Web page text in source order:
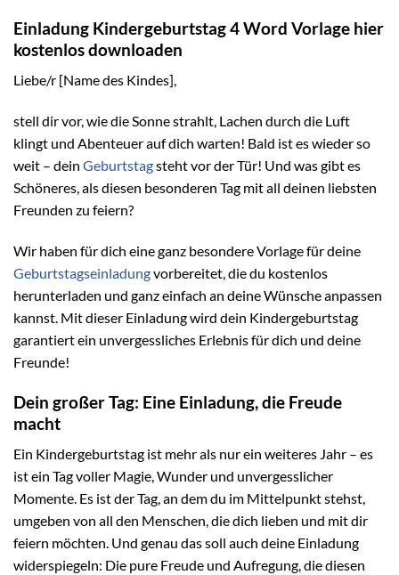
Einladung Kindergeburtstag 4 Word Vorlage hier
kostenlos downloaden
Liebe/r [Name des Kindes],
stell dir vor, wie die Sonne strahlt, Lachen durch die Luft
klingt und Abenteuer auf dich warten! Bald ist es wieder so
weit – dein Geburtstagsteht vor der Tür! Und was gibt es
Schöneres, als diesen besonderen Tag mit all deinen liebsten
Freunden zu feiern?
Wir haben für dich eine ganz besondere Vorlage für deine
Geburtstagseinladungvorbereitet, die du kostenlos
herunterladen und ganz einfach an deine Wünsche anpassen
kannst. Mit dieser Einladung wird dein Kindergeburtstag
garantiert ein unvergessliches Erlebnis für dich und deine
Freunde!
Dein großer Tag: Eine Einladung, die Freude
macht
Ein Kindergeburtstag ist mehr als nur ein weiteres Jahr – es
ist ein Tag voller Magie, Wunder und unvergesslicher
Momente. Es ist der Tag, an dem du im Mittelpunkt stehst,
umgeben von all den Menschen, die dich lieben und mit dir
feiern möchten. Und genau das soll auch deine Einladung
widerspiegeln: Die pure Freude und Aufregung, die diesen